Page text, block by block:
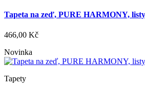
Tapeta na zeď, PURE HARMONY, listy
466,00 Kč
Novinka
Tapety